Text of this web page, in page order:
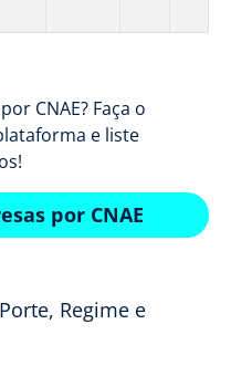
CNAE? Faça o
e liste
por CNAE
Regime e